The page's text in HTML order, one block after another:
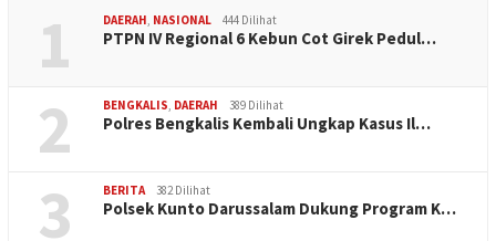
1 DAERAH NASIONAL 444 Dilihat
PTPN IV Regional 6 Kebun Cot Girek Pedul…
2 BENGKALIS DAERAH 389 Dilihat
Polres Bengkalis Kembali Ungkap Kasus Il…
3 BERITA 382 Dilihat
Polsek Kunto Darussalam Dukung Program K…